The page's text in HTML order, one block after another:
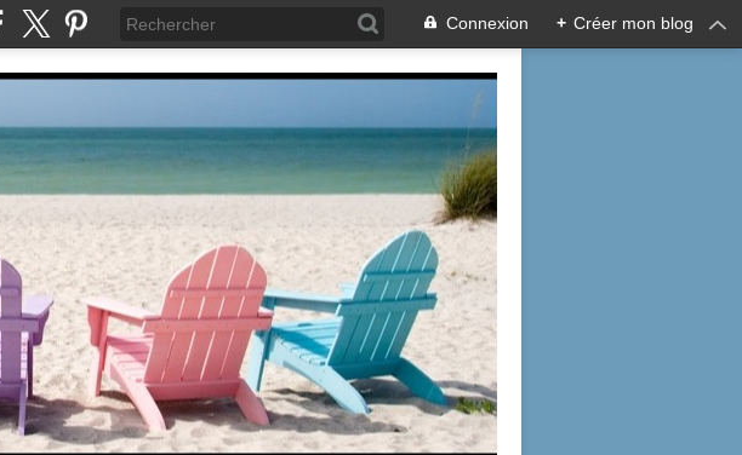
Connexion + Créer mon blog